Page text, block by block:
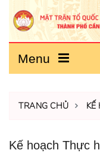
Menu
TRANG CHỦ KẾ
Kế hoạch Thực